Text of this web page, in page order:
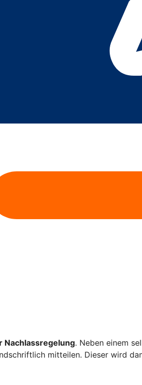
Nachlassregelung. Neben einem
mitteilen. Dieser wird